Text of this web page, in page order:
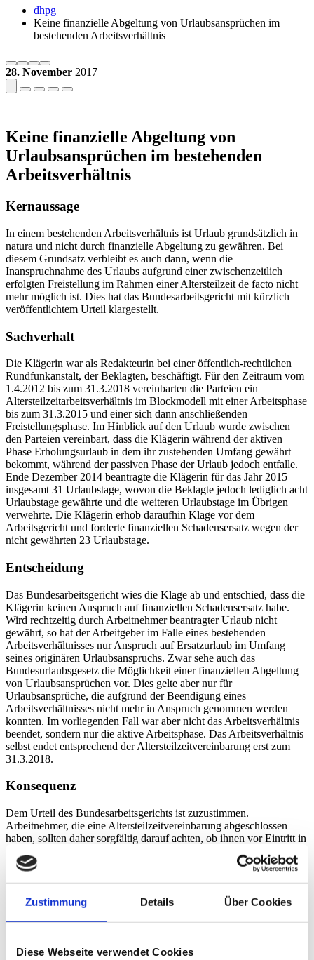
Zustimmung Details Über Cookies
Diese Webseite verwendet Cookies
dhpg
Keine finanzielle Abgeltung von Urlaubsansprüchen im
bestehenden Arbeitsverhältnis
28. November 2017
Keine finanzielle Abgeltung von
Urlaubsansprüchen im bestehenden
Arbeitsverhältnis
Kernaussage
In einem bestehenden Arbeitsverhältnis ist Urlaub grundsätzlich in
natura und nicht durch finanzielle Abgeltung zu gewähren. Bei
diesem Grundsatz verbleibt es auch dann, wenn die
Inanspruchnahme des Urlaubs aufgrund einer zwischenzeitlich
erfolgten Freistellung im Rahmen einer Altersteilzeit de facto nicht
mehr möglich ist. Dies hat das Bundesarbeitsgericht mit kürzlich
veröffentlichtem Urteil klargestellt.
Sachverhalt
Die Klägerin war als Redakteurin bei einer öffentlich-rechtlichen
Rundfunkanstalt, der Beklagten, beschäftigt. Für den Zeitraum vom
1.4.2012 bis zum 31.3.2018 vereinbarten die Parteien ein
Altersteilzeitarbeitsverhältnis im Blockmodell mit einer Arbeitsphase
bis zum 31.3.2015 und einer sich dann anschließenden
Freistellungsphase. Im Hinblick auf den Urlaub wurde zwischen
den Parteien vereinbart, dass die Klägerin während der aktiven
Phase Erholungsurlaub in dem ihr zustehenden Umfang gewährt
bekommt, während der passiven Phase der Urlaub jedoch entfalle.
Ende Dezember 2014 beantragte die Klägerin für das Jahr 2015
insgesamt 31 Urlaubstage, wovon die Beklagte jedoch lediglich acht
Urlaubstage gewährte und die weiteren Urlaubstage im Übrigen
verwehrte. Die Klägerin erhob daraufhin Klage vor dem
Arbeitsgericht und forderte finanziellen Schadensersatz wegen der
nicht gewährten 23 Urlaubstage.
Entscheidung
Das Bundesarbeitsgericht wies die Klage ab und entschied, dass die
Klägerin keinen Anspruch auf finanziellen Schadensersatz habe.
Wird rechtzeitig durch Arbeitnehmer beantragter Urlaub nicht
gewährt, so hat der Arbeitgeber im Falle eines bestehenden
Arbeitsverhältnisses nur Anspruch auf Ersatzurlaub im Umfang
seines originären Urlaubsanspruchs. Zwar sehe auch das
Bundesurlaubsgesetz die Möglichkeit einer finanziellen Abgeltung
von Urlaubsansprüchen vor. Dies gelte aber nur für
Urlaubsansprüche, die aufgrund der Beendigung eines
Arbeitsverhältnisses nicht mehr in Anspruch genommen werden
konnten. Im vorliegenden Fall war aber nicht das Arbeitsverhältnis
beendet, sondern nur die aktive Arbeitsphase. Das Arbeitsverhältnis
selbst endet entsprechend der Altersteilzeitvereinbarung erst zum
31.3.2018.
Konsequenz
Dem Urteil des Bundesarbeitsgerichts ist zuzustimmen.
Arbeitnehmer, die eine Altersteilzeitvereinbarung abgeschlossen
haben, sollten daher sorgfältig darauf achten, ob ihnen vor Eintritt in
Zurück
Alexandra Hecht
Zum Profil von Alexandra Hecht